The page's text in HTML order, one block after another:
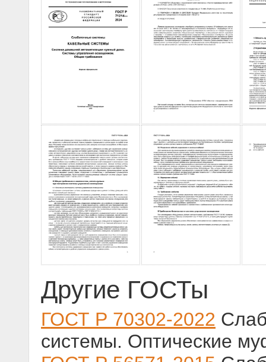
Другие ГОСТы
ГОСТ Р 70302-2022
системы. Оптические